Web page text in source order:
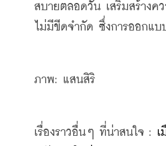
สบายตลอดวัน เสริมสร้างค
ไม่มีขีดจำกัด ซึ่งการออกแ
ภาพ: แสนสิริ
เรื่องราวอื่นๆ ที่น่าสนใจ :